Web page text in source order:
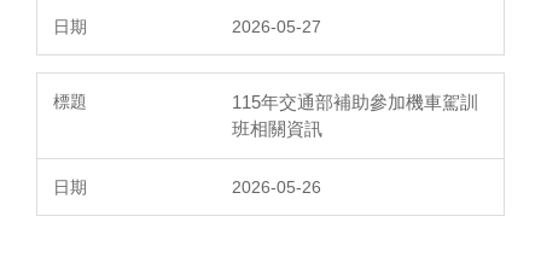
2026-05-27
115年交通部補助參加機車駕訓
班相關資訊
2026-05-26